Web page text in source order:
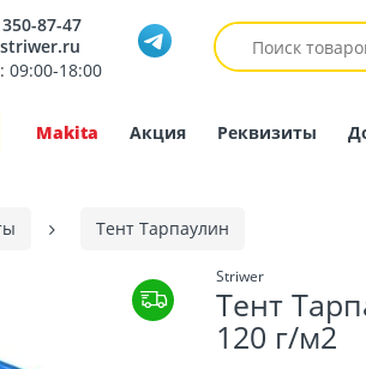
87-47
09:00-18:00
Makita Акция Реквизиты
Тент Тарпаулин
Striwer
Тент
120 г/м2